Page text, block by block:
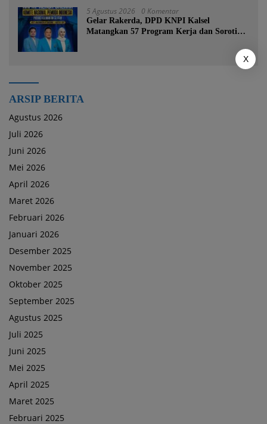
5 Agustus 2026 0 Komentar
Gelar Rakerda, DPD KNPI Kalsel
Matangkan 57 Program Kerja dan Soroti
ARSIP BERITA
Agustus 2026
Juli 2026
Juni 2026
Mei 2026
April 2026
Maret 2026
Februari 2026
Januari 2026
Desember 2025
November 2025
Oktober 2025
September 2025
Agustus 2025
Juli 2025
Juni 2025
Mei 2025
April 2025
Maret 2025
Februari 2025
X